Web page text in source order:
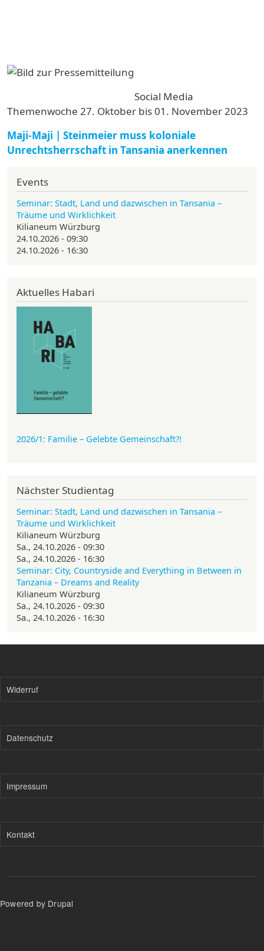
Image
Social Media
Themenwoche 27. Oktober bis 01. November 2023
Maji-Maji | Steinmeier muss koloniale
Unrechtsherrschaft in Tansania anerkennen
Events
Seminar: Stadt, Land und dazwischen in Tansania –
Träume und Wirklichkeit
Kilianeum Würzburg
24.10.2026 - 09:30
24.10.2026 - 16:30
Aktuelles Habari
2026/1: Familie – Gelebte Gemeinschaft?!
Nächster Studientag
Seminar: Stadt, Land und dazwischen in Tansania –
Träume und Wirklichkeit
Kilianeum Würzburg
Sa., 24.10.2026 - 09:30
Sa., 24.10.2026 - 16:30
Seminar: City, Countryside and Everything in Between in
Tanzania – Dreams and Reality
Kilianeum Würzburg
Sa., 24.10.2026 - 09:30
Sa., 24.10.2026 - 16:30
Widerruf
Datenschutz
Impressum
Kontakt
Powered by Drupal